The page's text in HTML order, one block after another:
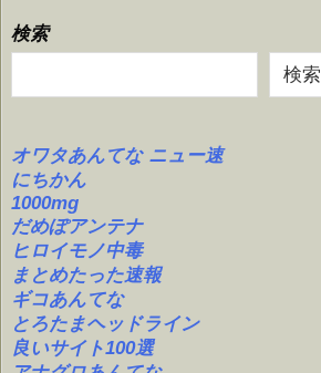
検索
検索
オワタあんてな ニュー速
にちかん
1000mg
だめぽアンテナ
ヒロイモノ中毒
まとめたった速報
ギコあんてな
とろたまヘッドライン
良いサイト100選